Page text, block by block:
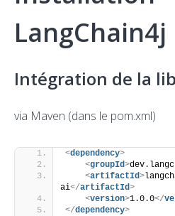
LangChain4j
Intégration de la
via Maven (dans le pom.xml)
<dependency>
<groupId>
<artifactId>
ai</artifactId>
<version>1.0.0</
</dependency>